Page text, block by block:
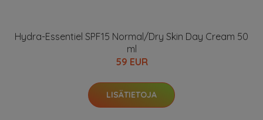
Hydra-Essentiel SPF15 Normal/Dry Skin Day Cream 50
ml
59 EUR
LISÄTIETOJA